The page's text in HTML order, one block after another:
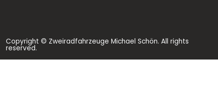
Copyright © Zweiradfahrzeuge Michael Schön. All rights
reserved.